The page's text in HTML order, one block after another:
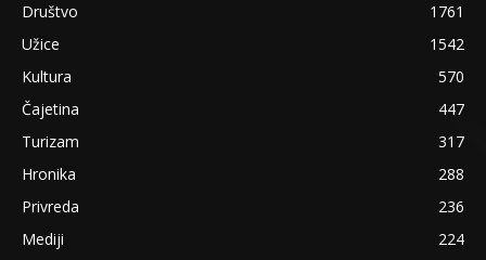
Društvo
1761
Užice
1542
Kultura
570
Čajetina
447
Turizam
317
Hronika
288
Privreda
236
Mediji
224